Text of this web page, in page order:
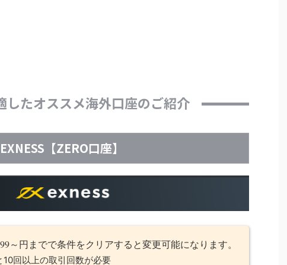
したオススメ海外口座のご紹介
EXNESS【ZERO口座】
～円までで条件をクリアすると変更可能になります。
回以上の取引回数が必要